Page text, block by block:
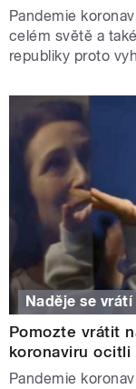
Pandemie
celém světě a
republiky proto
Naděje se vrátí
Pomozte vrátit
koronaviru
Pandemie